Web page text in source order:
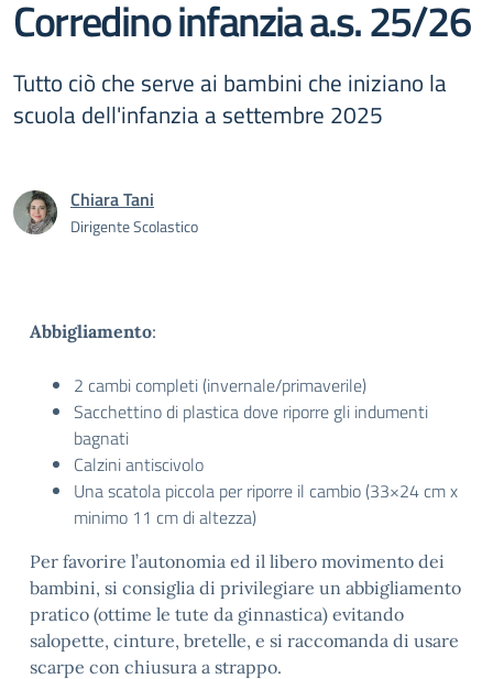
Corredino infanzia a.s. 25/26
Tutto ciò che serve ai bambini che iniziano la
scuola dell'infanzia a settembre 2025
Chiara Tani
Dirigente Scolastico
Abbigliamento:
2 cambi completi (invernale/primaverile)
Sacchettino di plastica dove riporre gli indumenti
bagnati
Calzini antiscivolo
Una scatola piccola per riporre il cambio (33×24 cm x
minimo 11 cm di altezza)
Per favorire l’autonomia ed il libero movimento dei
bambini, si consiglia di privilegiare un abbigliamento
pratico (ottime le tute da ginnastica) evitando
salopette, cinture, bretelle, e si raccomanda di usare
scarpe con chiusura a strappo.